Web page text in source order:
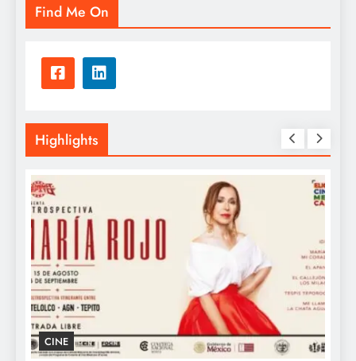
Find Me On
Highlights
GASTRONOMÍA